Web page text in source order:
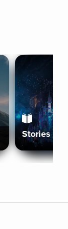
Stories